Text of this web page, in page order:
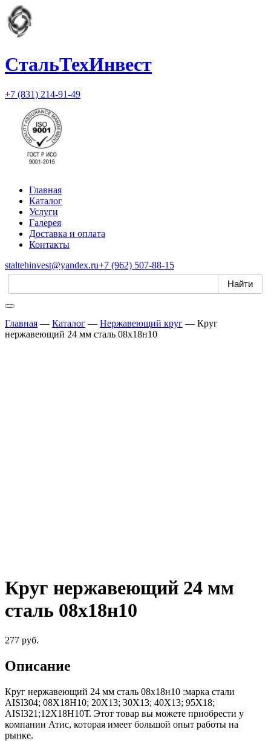
СтальТехИнвест
+7 (831) 214-91-49
Главная
Каталог
Услуги
Галерея
Доставка и оплата
Контакты
staltehinvest@yandex.ru+7 (962) 507-88-15
Главная — Каталог — Нержавеющий круг — Круг
нержавеющий 24 мм сталь 08х18н10
Круг нержавеющий 24 мм
сталь 08х18н10
277 руб.
Описание
Круг нержавеющий 24 мм сталь 08х18н10 :марка стали
AISI304; 08Х18Н10; 20Х13; 30Х13; 40Х13; 95Х18;
AISI321;12Х18Н10Т. Этот товар вы можете приобрести у
компании Атис, которая имеет большой опыт работы на
рынке.